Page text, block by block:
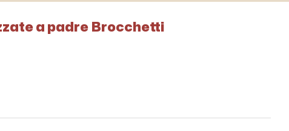
a padre Brocchetti